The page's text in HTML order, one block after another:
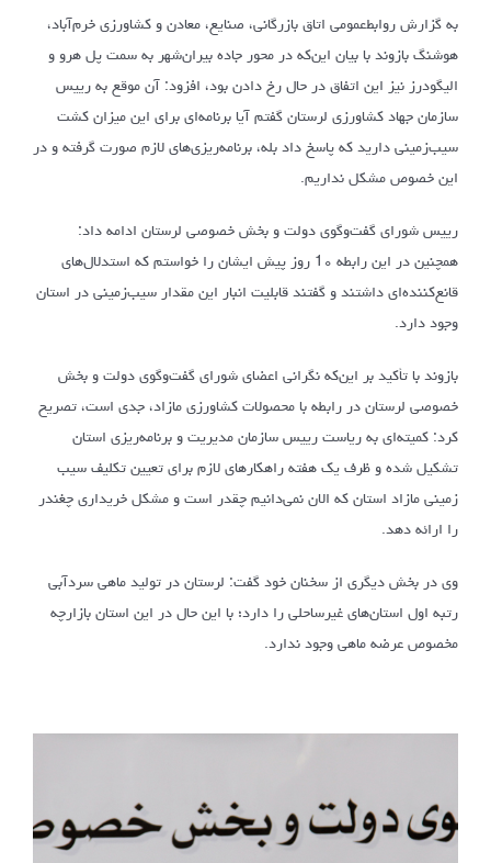
به گزارش روابط‌عمومی اتاق بازرگانی، صنایع، معادن و کشاورزی خرم‌آباد،
هوشنگ بازوند با بیان این‌که در محور جاده بیران‌شهر به سمت پل هرو و
الیگودرز نیز این اتفاق در حال رخ دادن بود، افزود: آن موقع به رییس
سازمان جهاد کشاورزی لرستان گفتم آیا برنامه‌ای برای این میزان کشت
سیب‌زمینی دارید که پاسخ داد بله‌، برنامه‌ریزی‌های لازم صورت گرفته و در
این خصوص مشکل نداریم.
رییس شورای گفت‌وگوی دولت و بخش خصوصی لرستان ادامه داد:
همچنین در این رابطه 1۰ روز پیش ایشان را خواستم که استدلال‌های
قانع‌کننده‌ای داشتند و گفتند قابلیت انبار این مقدار سیب‌زمینی در استان
وجود دارد.
بازوند با تأکید بر این‌که نگرانی اعضای شورای گفت‌وگوی دولت و بخش
خصوصی لرستان در رابطه با محصولات کشاورزی مازاد، جدی است، تصریح
کرد: کمیته‌ای به ریاست رییس سازمان مدیریت و برنامه‌ریزی استان
تشکیل شده و ظرف یک هفته راهکارهای لازم برای تعیین تکلیف سیب
زمینی مازاد استان که الان نمی‌دانیم چقدر است و مشکل خریداری چغندر
را ارائه دهد.
وی در بخش دیگری از سخنان خود گفت: لرستان در تولید ماهی سردآبی
رتبه اول استان‌های غیرساحلی را دارد؛ با این حال در این استان بازارچه
مخصوص عرضه ماهی وجود ندارد.